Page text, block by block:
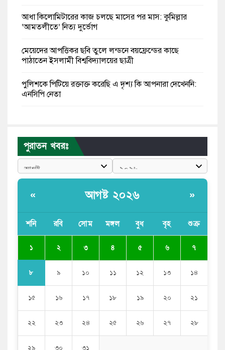
আধা কিলোমিটারের কাজ চলছে মাসের পর মাস: কুমিল্লার
‘আমতলীতে’ নিত্য দুর্ভোগ
মেয়েদের আপত্তিকর ছবি তুলে লন্ডনে বয়ফ্রেন্ডের কাছে
পাঠাতেন ইসলামী বিশ্ববিদ্যালয়ের ছাত্রী
পুলিশকে পিটিয়ে রক্তাক্ত করেছি এ দৃশ্য কি আপনারা দেখেননি:
এনসিপি নেতা
বাংলাদেশী কর্মীদের আকামা নিয়ে বড় সুখবর দিলো সৌদি
সরকার
ভারতের পূর্ব সীমান্তে এখন ‘আরেকটি পাকিস্তান’ গড়ে উঠেছে:
যে ডকুমেন্টারিতে আবু সাঈদের ছবি নেই, সেটা কোনো
পুরাতন খবরঃ
« আগষ্ট ২০২৬ »
শনি রবি সোম মঙ্গল বুধ বৃহ শুক্র
১ ২ ৩ ৪ ৫ ৬ ৭
৮ ৯ ১০ ১১ ১২ ১৩ ১৪
১৫ ১৬ ১৭ ১৮ ১৯ ২০ ২১
২২ ২৩ ২৪ ২৫ ২৬ ২৭ ২৮
২৯ ৩০ ৩১